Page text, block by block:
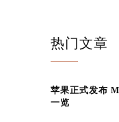
热门文章
苹果正式发布
一览